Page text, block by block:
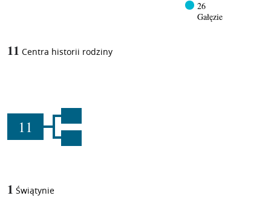
26
Gałęzie
11 Centra historii rodziny
11
1 Świątynie